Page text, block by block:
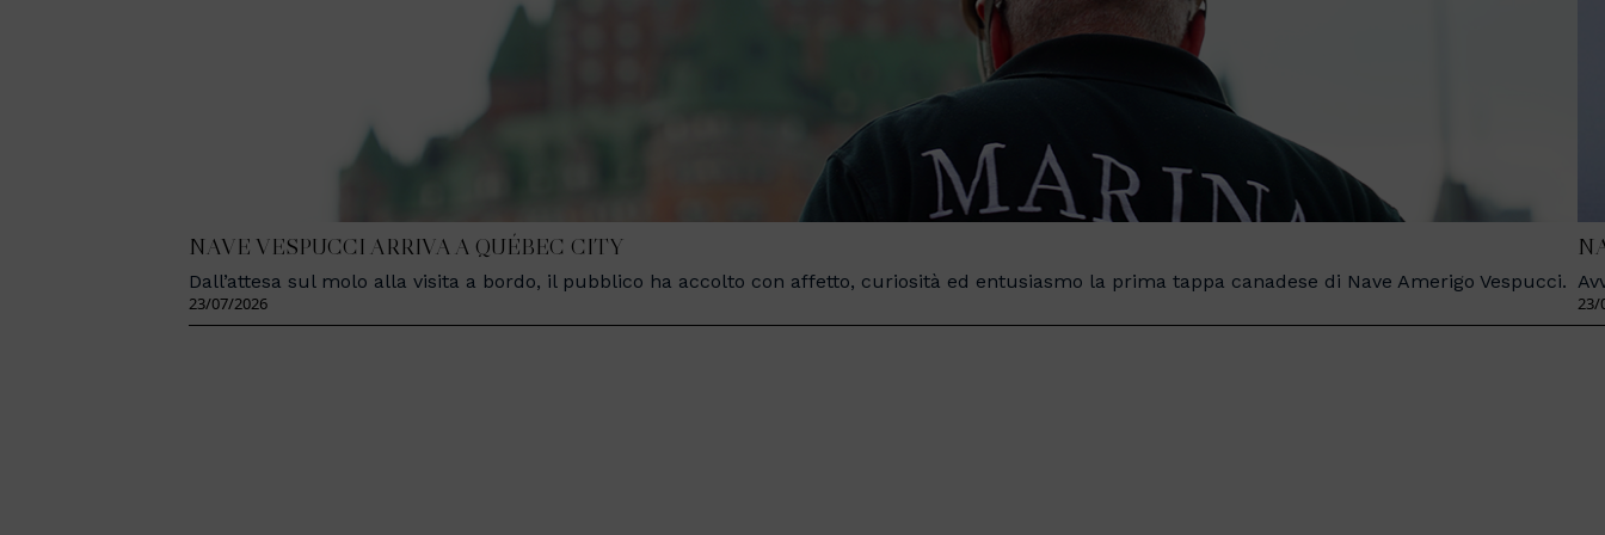
NAVE VESPUCCI ARRIVA A QUÉBEC CITY
Dall’attesa sul molo alla visita a bordo, il pubblico ha accolto con affetto, curiosità ed entusiasmo la prima tappa canadese di Nave Amerigo Vespucci.
23/07/2026 23/